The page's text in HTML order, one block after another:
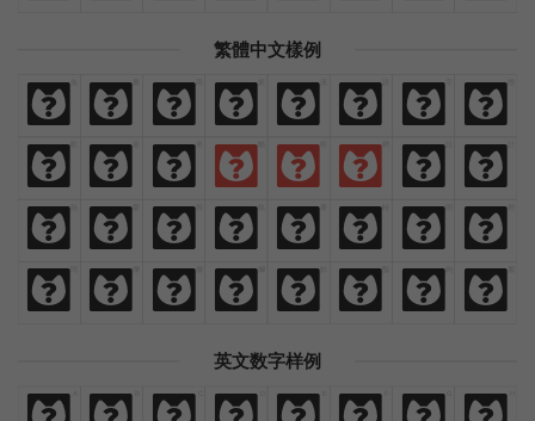
繁體中文樣例
免 費 商 業 漢 語 字 體
歡 迎 來 貓 啃 網 設 計
熱 愛 與
與 執
執 著 時 間
間 裡
裡
閃 爍 燦
燦 爛
爛 鮮 豔 絢
絢 麗
麗
英文数字样例